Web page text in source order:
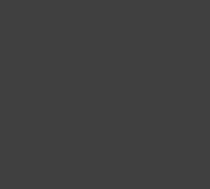
un élément